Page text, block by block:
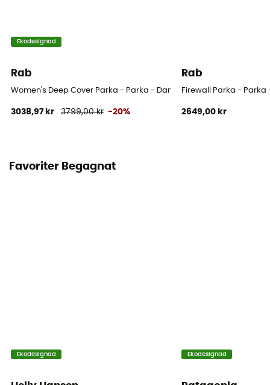
Ekodesignad
Rab
Women's Deep Cover Parka - Parka - Dam
3038,97 kr 3799,00 kr -20%
Rab
Firewall Parka - Parka
2649,00 kr
Favoriter Begagnat
Ekodesignad Ekodesignad